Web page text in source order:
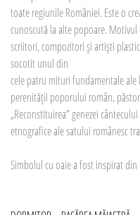
toate regiunile României. Este o
cunoscută la alte popoare.
scriitori, compozitori și artiști
socotit unul din
cele patru mituri fundamentale
perenității poporului român,
„Reconstituirea” genezei
etnografice ale satului românesc
Simbolul cu oaie a fost inspirat